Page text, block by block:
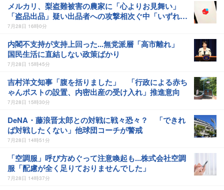
メルカリ、梨盗難被害の農家に「心よりお見舞い」
「盗品出品」疑い出品者への攻撃相次ぐ中「いずれも
本来守られるべき」
7月28日 16時0分
内閣不支持が支持上回った...無党派層「高市離れ」
国民生活に直結しない政策ばかり
7月28日 15時45分
吉村洋文知事「腹を括りました」 「行政による赤ち
ゃんポストの設置、内密出産の受け入れ」推進意向
7月28日 15時30分
DeNA・藤浪晋太郎との対戦に戦々恐々？ 「できれ
ば対戦したくない」他球団コーチが警戒
7月28日 14時51分
「空調服」呼び方めぐって注意喚起も...株式会社空調
服「配慮が全く足りておりませんでした」
7月28日 14時37分